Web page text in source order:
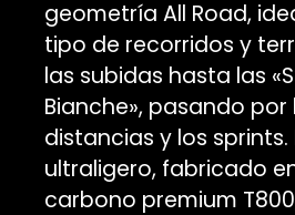
geometría All Road,
tipo de recorridos y
las subidas hasta las
Bianche», pasando por
distancias y los sprints.
ultraligero, fabricado
carbono premium